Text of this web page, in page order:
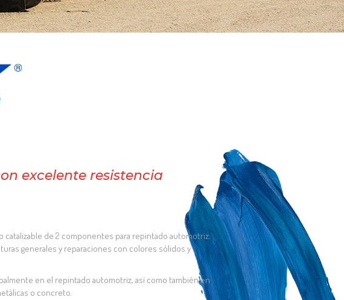
catalizable de 2 componentes para repintado automotriz.
generales y reparaciones con colores sólidos y
en el repintado automotriz, así como también en
o concreto.